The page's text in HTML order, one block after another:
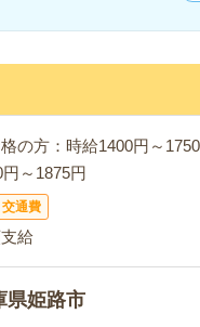
の方：時給1400円～
円～1875円
交通費
給
県姫路市